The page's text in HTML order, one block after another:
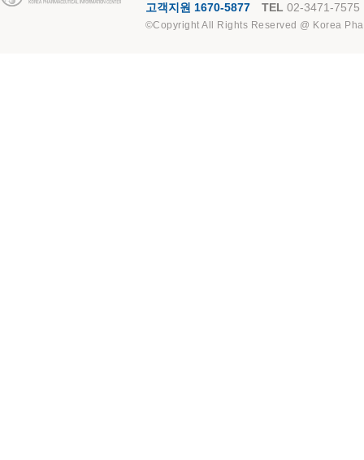
고객지원 1670-5877
TEL 02-3471-7575
©Copyright All Rights Reserved @ Korea